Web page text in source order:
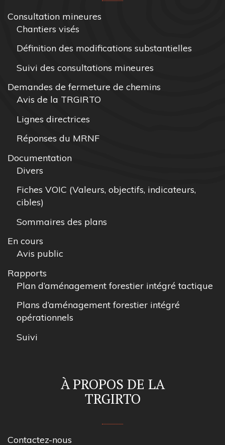
Consultation mineures
Chantiers visés
Définition des modifications substantielles
Suivi des consultations mineures
Demandes de fermeture de chemins
Avis de la TRGIRTO
Lignes directrices
Réponses du MRNF
Documentation
Divers
Fiches VOIC (Valeurs, objectifs, indicateurs,
cibles)
Sommaires des plans
En cours
Avis public
Rapports
Plan d’aménagement forestier intégré tactique
Plans d’aménagement forestier intégré
opérationnels
Suivi
À PROPOS DE LA
TRGIRTO
Contactez-nous